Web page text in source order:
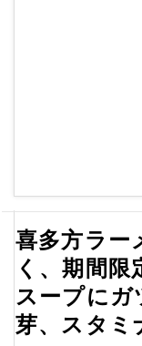
喜多方ラー
く、期間
スープにガ
芽、スタミ